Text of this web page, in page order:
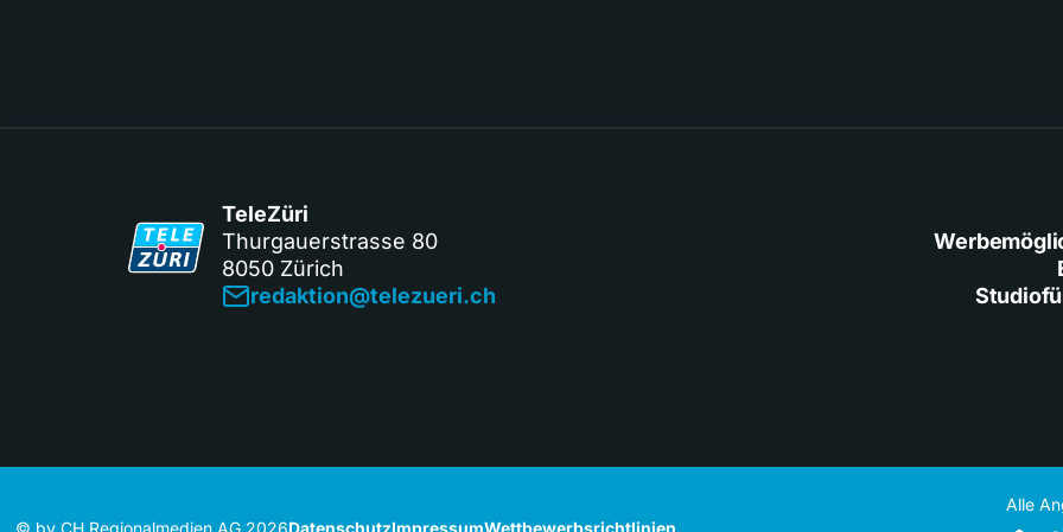
TeleZüri
Thurgauerstrasse 80
8050 Zürich
redaktion@telezueri.ch
© by CH Regionalmedien AG 2026DatenschutzImpressumWettbewerbsrichtlinien
Alle